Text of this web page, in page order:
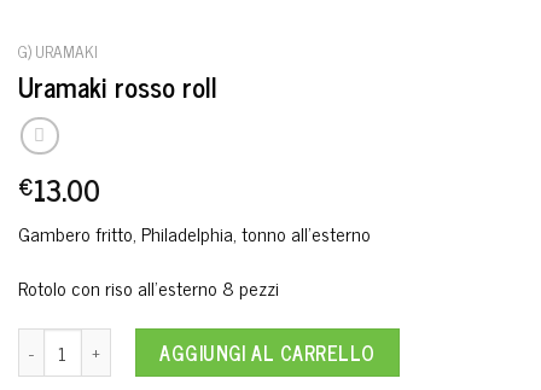
G) URAMAKI
Uramaki rosso roll
€13.00
Gambero fritto, Philadelphia, tonno all’esterno
Rotolo con riso all’esterno 8 pezzi
Uramaki rosso roll quantitàAGGIUNGI AL CARRELLO